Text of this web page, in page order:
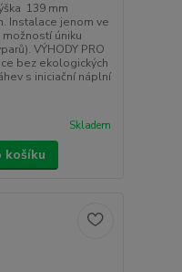
139 mm
Instalace jenom ve
úniku
VÝHODY PRO
bez ekologických
s iniciační náplní
Skladem
košíku